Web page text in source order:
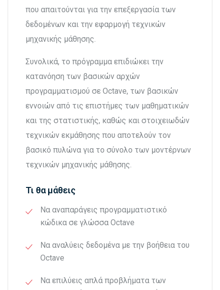
που απαιτούνται για την επεξεργασία των
δεδομένων και την εφαρμογή τεχνικών
μηχανικής μάθησης.
Συνολικά, το πρόγραμμα επιδιώκει την
κατανόηση των βασικών αρχών
προγραμματισμού σε Octave, των βασικών
εννοιών από τις επιστήμες των μαθηματικών
και της στατιστικής, καθώς και στοιχειωδών
τεχνικών εκμάθησης που αποτελούν τον
βασικό πυλώνα για το σύνολο των μοντέρνων
τεχνικών μηχανικής μάθησης.
Τι θα μάθεις
Να αναπαράγεις προγραμματιστικό
κώδικα σε γλώσσα Octave
Να αναλύεις δεδομένα με την βοήθεια του
Octave
Να επιλύεις απλά προβλήματα των